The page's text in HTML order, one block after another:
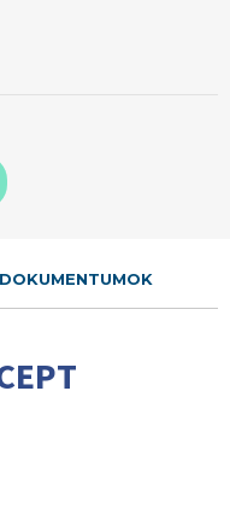
DOKUMENTUMOK